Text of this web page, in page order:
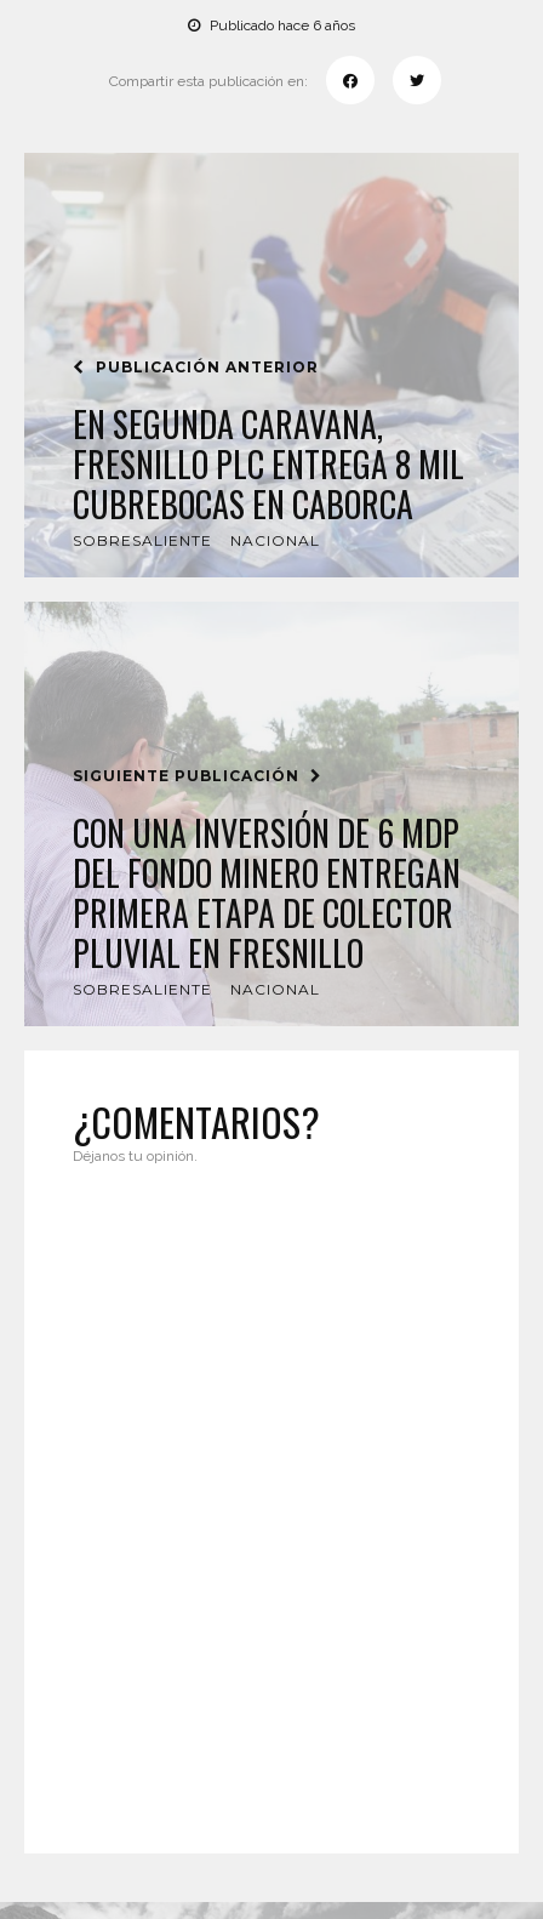
Publicado hace 6 años
Compartir esta publicación en:
PUBLICACIÓN ANTERIOR
EN SEGUNDA CARAVANA,
FRESNILLO PLC ENTREGA 8 MIL
CUBREBOCAS EN CABORCA
SOBRESALIENTE NACIONAL
SIGUIENTE PUBLICACIÓN
CON UNA INVERSIÓN DE 6 MDP
DEL FONDO MINERO ENTREGAN
PRIMERA ETAPA DE COLECTOR
PLUVIAL EN FRESNILLO
SOBRESALIENTE NACIONAL
¿COMENTARIOS?
Déjanos tu opinión.